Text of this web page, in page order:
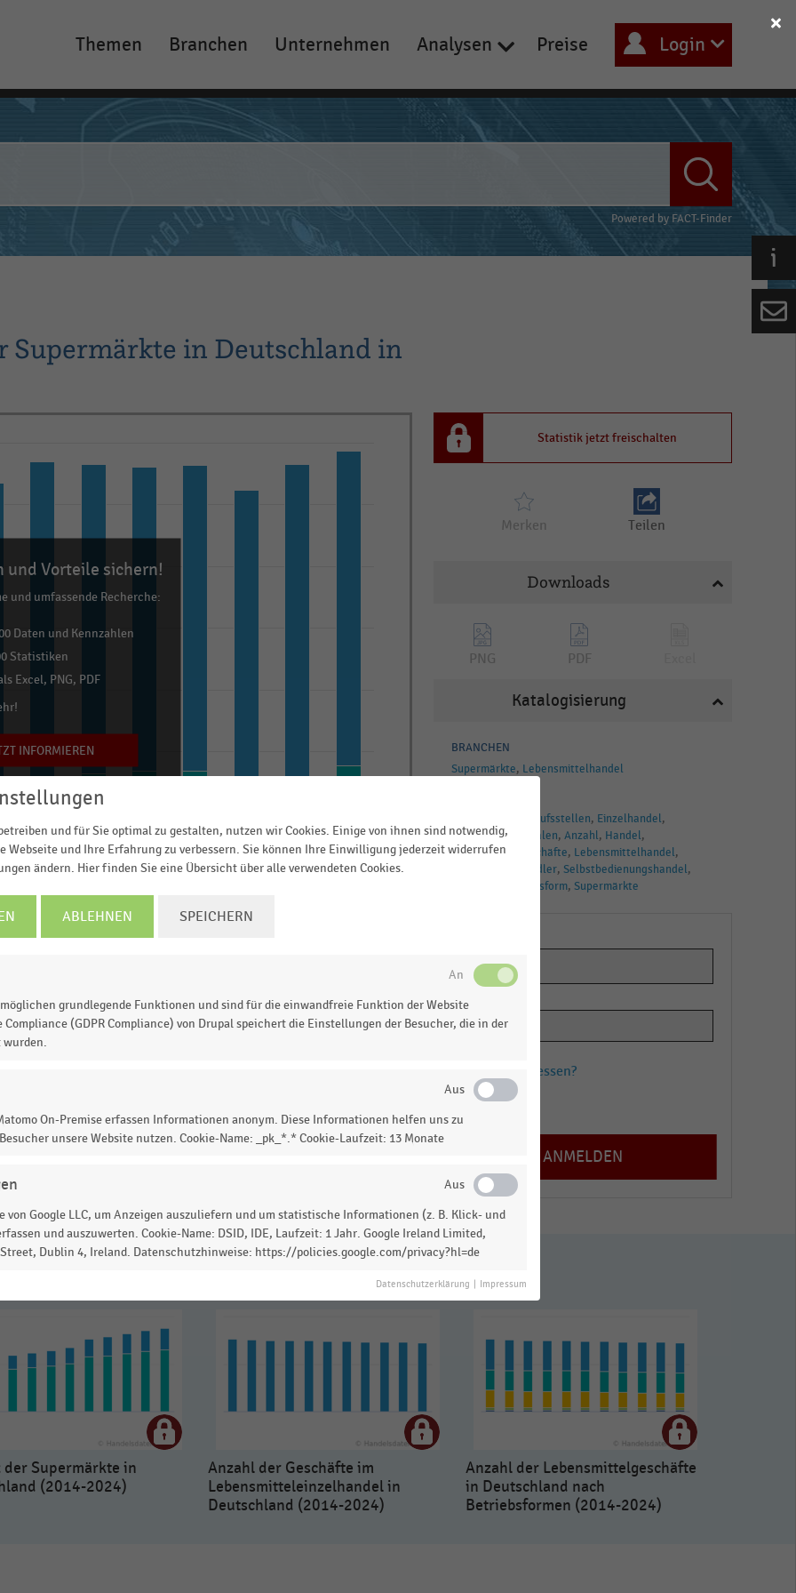
Main
navigation
Themen Branchen Unternehmen Analysen Preise Login
Powered by FACT-Finder
Supermärkte in Deutschland in
Große Supermärkte
2018 2019 2020 2021 2022 2023 2024
und Vorteile sichern!
und umfassende Recherche:
Daten und Kennzahlen
Statistiken
Excel, PNG, PDF
INFORMIEREN
Supermärkte in Deutschland
Im Jahr2021gab es in Deutschland insgesamt1.256
2.500 bis 5.000 Quadratmetern.
Statistik? Jetzt einloggen oderinformieren
Statistik jetzt freischalten
Merken Teilen
Downloads
PNG PDF
Katalogisierung
BRANCHEN
Supermärkte Lebensmittelhandel
Verkaufsstellen Einzelhandel
Deutschland
Filialen Anzahl Handel
Lebensmittelgeschäfte Lebensmittelhandel
Lebensmittelhändler Selbstbedienungshandel
Betriebsform Supermärkte
Passwort vergessen?
Registrieren
der Supermärkte in
(2014-2024)
Anzahl der Geschäfte im
Lebensmitteleinzelhandel in
Deutschland (2014-2024)
Anzahl der Lebensmittelgeschäfte
in Deutschland nach
Betriebsformen (2014-2024)
und für Sie optimal zu gestalten, nutzen wir Cookies. Einige von ihnen sind notwendig,
Webseite und Ihre Erfahrung zu verbessern. Sie können Ihre Einwilligung jederzeit widerrufen
ändern. Hier finden Sie eine Übersicht über alle verwendeten Cookies.
ABLEHNEN SPEICHERN
grundlegende Funktionen und sind für die einwandfreie Funktion der Website
(GDPR Compliance) von Drupal speichert die Einstellungen der Besucher, die in der
wurden.
On-Premise erfassen Informationen anonym. Diese Informationen helfen uns zu
unsere Website nutzen. Cookie-Name: _pk_*.* Cookie-Laufzeit: 13 Monate
von Google LLC, um Anzeigen auszuliefern und um statistische Informationen (z. B. Klick- und
und auszuwerten. Cookie-Name: DSID, IDE, Laufzeit: 1 Jahr. Google Ireland Limited,
Street, Dublin 4, Ireland. Datenschutzhinweise: https://policies.google.com/privacy?hl=de
Datenschutzerklärung Impressum